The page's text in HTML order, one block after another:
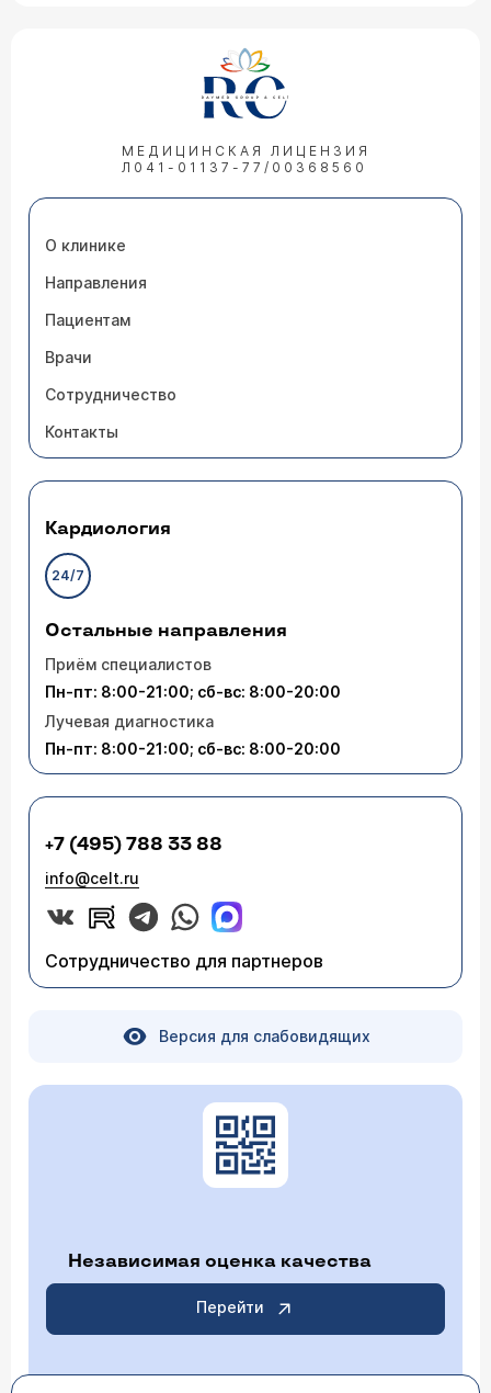
МЕДИЦИНСКАЯ ЛИЦЕНЗИЯ
Л041-01137-77/00368560
О клинике
Направления
Пациентам
Врачи
Сотрудничество
Контакты
Кардиология
24/7
Остальные направления
Приём специалистов
Пн-пт: 8:00-21:00; сб-вс: 8:00-20:00
Лучевая диагностика
Пн-пт: 8:00-21:00; сб-вс: 8:00-20:00
+7 (495) 788 33 88
info@celt.ru
Сотрудничество для партнеров
Версия для слабовидящих
Независимая оценка качества
Перейти